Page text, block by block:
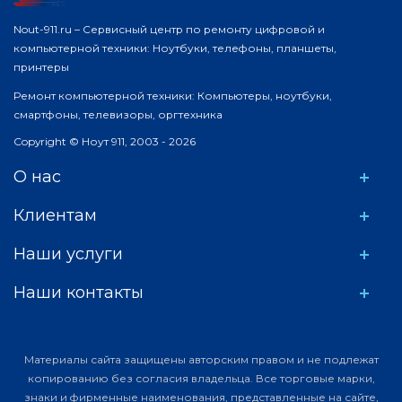
Nout-911.ru – Сервисный центр по ремонту цифровой и
компьютерной техники: Ноутбуки, телефоны, планшеты,
принтеры
Ремонт компьютерной техники: Компьютеры, ноутбуки,
смартфоны, телевизоры, оргтехника
Copyright © Ноут 911, 2003 - 2026
О нас
Клиентам
Наши услуги
Наши контакты
Материалы сайта защищены авторским правом и не подлежат
копированию без согласия владельца. Все торговые марки,
знаки и фирменные наименования, представленные на сайте,